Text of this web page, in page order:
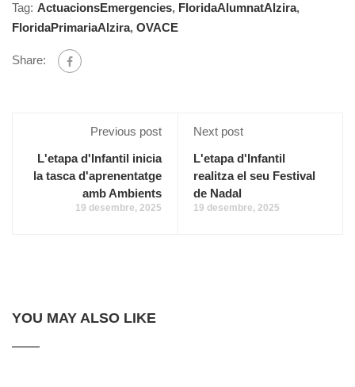
Tag: ActuacionsEmergencies, FloridaAlumnatAlzira,
FloridaPrimariaAlzira, OVACE
Share:
Previous post
L'etapa d'Infantil inicia
la tasca d'aprenentatge
amb Ambients
19 desembre, 2025
Next post
L'etapa d'Infantil
realitza el seu Festival
de Nadal
19 desembre, 2025
YOU MAY ALSO LIKE